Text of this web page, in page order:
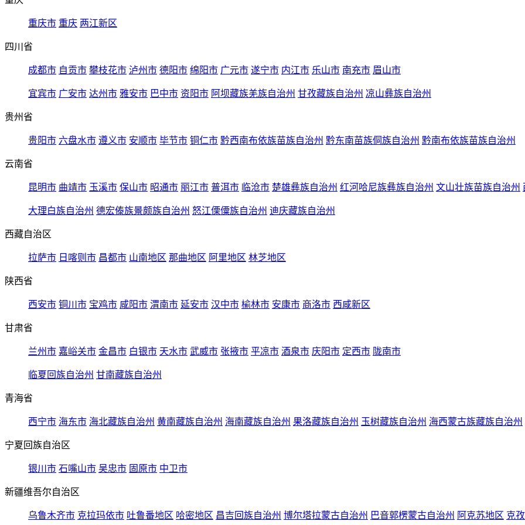
重庆市 重庆 两江新区
四川省
成都市 自贡市 攀枝花市 泸州市 德阳市 绵阳市 广元市 遂宁市 内江市 乐山市 南充市 眉山市
宜宾市 广安市 达州市 雅安市 巴中市 资阳市 阿坝藏族羌族自治州 甘孜藏族自治州 凉山彝族自治州
贵州省
贵阳市 六盘水市 遵义市 安顺市 毕节市 铜仁市 黔西南布依族苗族自治州 黔东南苗族侗族自治州 黔南布依族苗族自治州
云南省
昆明市 曲靖市 玉溪市 保山市 昭通市 丽江市 普洱市 临沧市 楚雄彝族自治州 红河哈尼族彝族自治州 文山壮族苗族自治州
大理白族自治州 德宏傣族景颇族自治州 怒江傈僳族自治州 迪庆藏族自治州
西藏自治区
拉萨市 日喀则市 昌都市 山南地区 那曲地区 阿里地区 林芝地区
陕西省
西安市 铜川市 宝鸡市 咸阳市 渭南市 延安市 汉中市 榆林市 安康市 商洛市 西咸新区
甘肃省
兰州市 嘉峪关市 金昌市 白银市 天水市 武威市 张掖市 平凉市 酒泉市 庆阳市 定西市 陇南市
临夏回族自治州 甘南藏族自治州
青海省
西宁市 海东市 海北藏族自治州 黄南藏族自治州 海南藏族自治州 果洛藏族自治州 玉树藏族自治州 海西蒙古族藏族自治州
宁夏回族自治区
银川市 石嘴山市 吴忠市 固原市 中卫市
新疆维吾尔自治区
乌鲁木齐市 克拉玛依市 吐鲁番地区 哈密地区 昌吉回族自治州 博尔塔拉蒙古自治州 巴音郭楞蒙古自治州 阿克苏地区 克